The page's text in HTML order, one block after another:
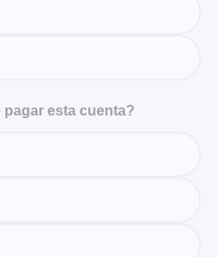
esta cuenta?